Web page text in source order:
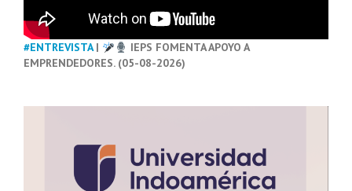
#ENTREVISTA|
IEPS FOMENTA APOYO A
EMPRENDEDORES. (05-08-2026)